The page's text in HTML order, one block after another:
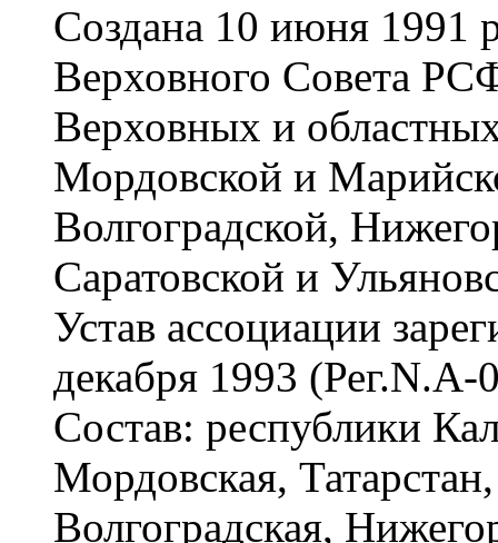
Создана 10 июня 1991
Верховного Совета
Верховных и
Мордовской и
Волгоградской,
Саратовской и
Устав ассоциации
декабря 1993 (Рег.N.А-
Состав: республики
Мордовская,
Волгоградская,